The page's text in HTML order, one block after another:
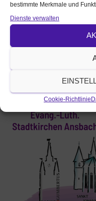
bestimmte Merkmale und
Dienste verwalten
Cookie-Richtlinie
Die Silbernen
um 15 Uhr im
Kaffeetrinken und
Art der Veranstaltung
Ansprechperson
Pfarrerin Knoch
Veranstalter /